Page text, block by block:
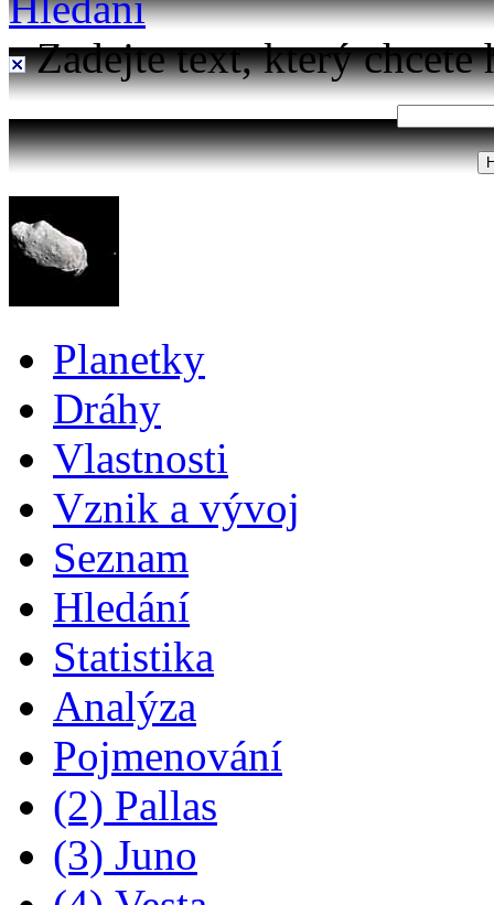
Zadejte text, který chcete
Planetky
Dráhy
Vlastnosti
Vznik a vývoj
Seznam
Hledání
Statistika
Analýza
Pojmenování
(2) Pallas
(3) Juno